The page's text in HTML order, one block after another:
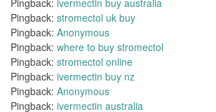
Pingback: ivermectin buy australia
Pingback: stromectol uk buy
Pingback: Anonymous
Pingback: where to buy stromectol
Pingback: stromectol online
Pingback: ivermectin buy nz
Pingback: Anonymous
Pingback: ivermectin australia